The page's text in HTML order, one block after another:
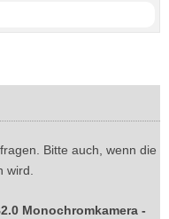
Bitte auch, wenn die
wird.
Monochromkamera -